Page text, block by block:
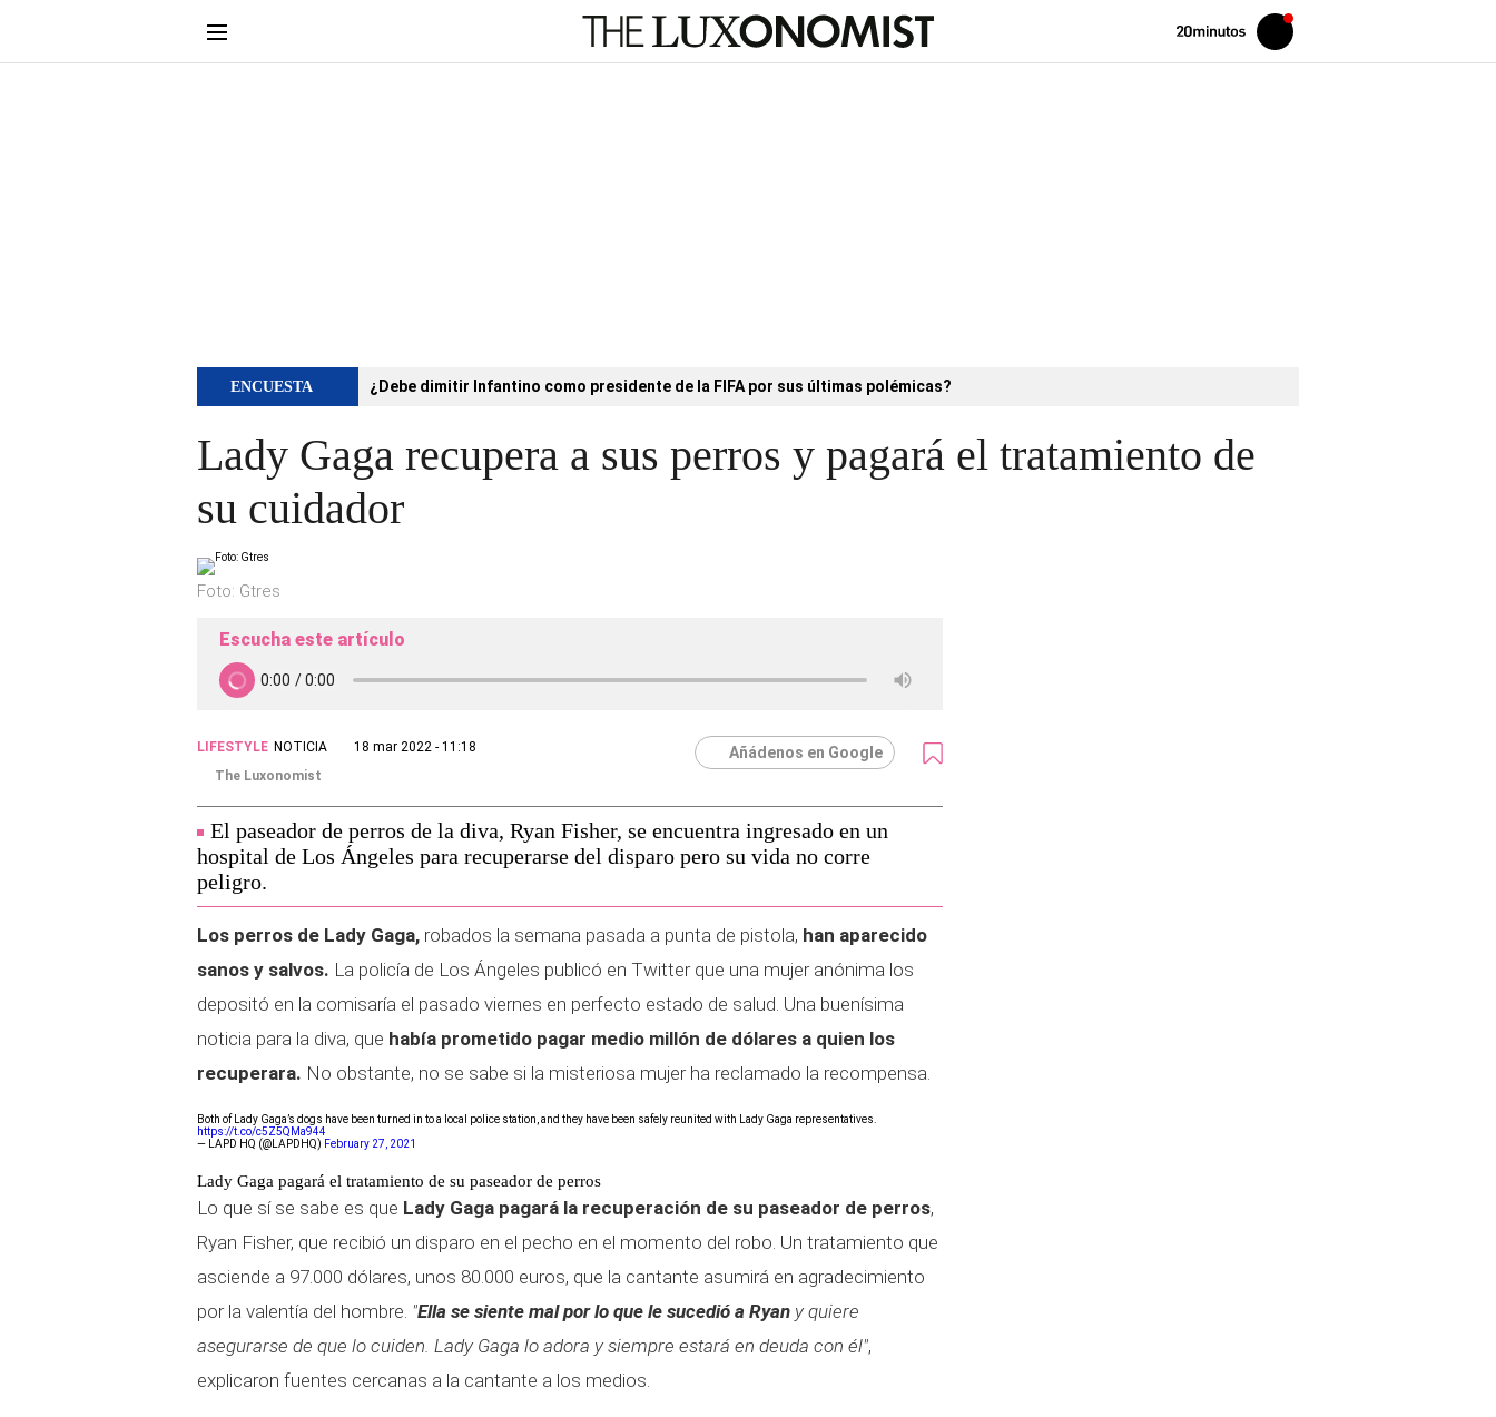
Volver
Iniciar
sesión
ENCUESTA ¿Debe dimitir Infantino como presidente de la FIFA por sus últimas polémicas?
Lady Gaga recupera a sus perros y pagará el tratamiento de
su cuidador
Foto: Gtres
Escucha este artículo
LIFESTYLE NOTICIA
18 mar 2022 - 11:18
The Luxonomist
Añádenos en Google
El paseador de perros de la diva, Ryan Fisher, se encuentra ingresado en un
hospital de Los Ángeles para recuperarse del disparo pero su vida no corre
peligro.
Los perros de Lady Gaga, robados la semana pasada a punta de pistola, han aparecido
sanos y salvos. La policía de Los Ángeles publicó en Twitter que una mujer anónima los
depositó en la comisaría el pasado viernes en perfecto estado de salud. Una buenísima
noticia para la diva, que había prometido pagar medio millón de dólares a quien los
recuperara. No obstante, no se sabe si la misteriosa mujer ha reclamado la recompensa.
Both of Lady Gaga’s dogs have been turned in to a local police station, and they have been safely reunited with Lady Gaga representatives.
https://t.co/c5Z5QMa944
— LAPD HQ (@LAPDHQ) February 27, 2021
Lady Gaga pagará el tratamiento de su paseador de perros
Lo que sí se sabe es que Lady Gaga pagará la recuperación de su paseador de perros,
Ryan Fisher, que recibió un disparo en el pecho en el momento del robo. Un tratamiento que
asciende a 97.000 dólares, unos 80.000 euros, que la cantante asumirá en agradecimiento
por la valentía del hombre. "Ella se siente mal por lo que le sucedió a Ryan y quiere
asegurarse de que lo cuiden. Lady Gaga lo adora y siempre estará en deuda con él",
explicaron fuentes cercanas a la cantante a los medios.